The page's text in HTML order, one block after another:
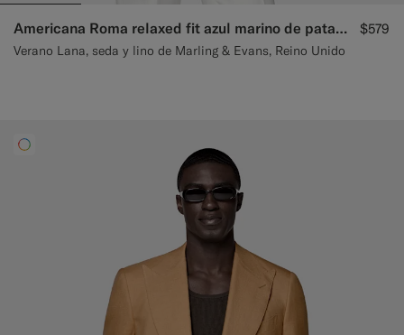
Americana Roma relaxed fit azul marino de pata de gallo.
Verano Lana, seda y lino de Marling & Evans, Reino Unido
$579